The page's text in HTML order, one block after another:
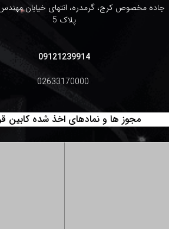
جاده مخصوص کرج، گرمدره، انتهای خیابان
پلاک 5
09121239914
02633170000
مجوز ها و نمادهای اخذ شده کابین